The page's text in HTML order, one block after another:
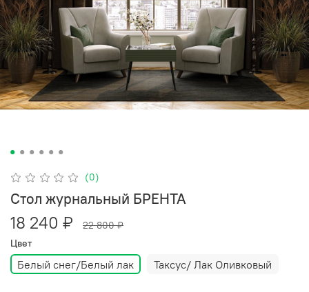
(0)
Стол журнальный БРЕНТА
18 240 ₽
22 800 ₽
Цвет
Белый снег/Белый лак Таксус/ Лак Оливковый